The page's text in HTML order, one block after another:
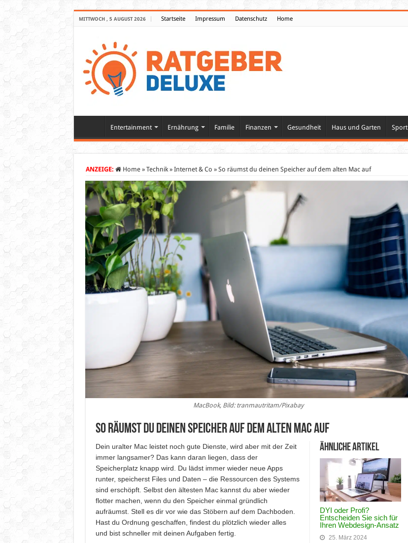
MITTWOCH , 5 AUGUST 2026 Startseite Impressum Datenschutz Home
Entertainment Ernährung Familie Finanzen Gesundheit Haus und Garten Sport
ANZEIGE: Home » Technik » Internet & Co » So räumst du deinen Speicher auf dem alten Mac auf
MacBook, Bild: tranmautritam/Pixabay
So räumst du deinen Speicher auf dem alten Mac auf
Ähnliche Artikel
DYI oder Profi?
Entscheiden Sie sich für
Ihren Webdesign-Ansatz
25. März 2024
Dein uralter Mac leistet noch gute Dienste, wird aber mit der Zeit
immer langsamer? Das kann daran liegen, dass der
Speicherplatz knapp wird. Du lädst immer wieder neue Apps
runter, speicherst Files und Daten – die Ressourcen des Systems
sind erschöpft. Selbst den ältesten Mac kannst du aber wieder
flotter machen, wenn du den Speicher einmal gründlich
aufräumst. Stell es dir vor wie das Stöbern auf dem Dachboden.
Hast du Ordnung geschaffen, findest du plötzlich wieder alles
und bist schneller mit deinen Aufgaben fertig.